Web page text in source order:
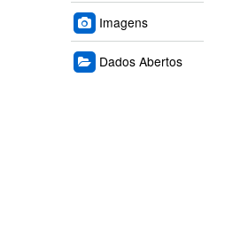
Imagens
Dados Abertos